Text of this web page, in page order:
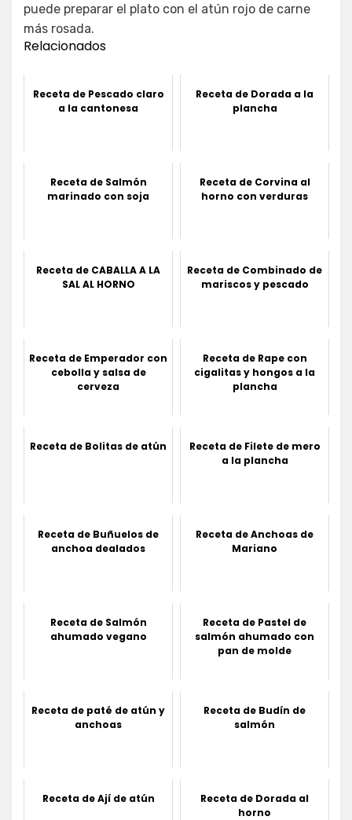
puede preparar el plato con el atún rojo de carne
más rosada.
Relacionados
Receta de Pescado claro
a la cantonesa
Receta de Dorada a la
plancha
Receta de Salmón
marinado con soja
Receta de Corvina al
horno con verduras
Receta de CABALLA A LA
SAL AL HORNO
Receta de Combinado de
mariscos y pescado
Receta de Emperador con
cebolla y salsa de
cerveza
Receta de Rape con
cigalitas y hongos a la
plancha
Receta de Bolitas de atún
Receta de Filete de mero
a la plancha
Receta de Buñuelos de
anchoa dealados
Receta de Anchoas de
Mariano
Receta de Salmón
ahumado vegano
Receta de Pastel de
salmón ahumado con
pan de molde
Receta de paté de atún y
anchoas
Receta de Budín de
salmón
Receta de Ají de atún
Receta de Dorada al
horno